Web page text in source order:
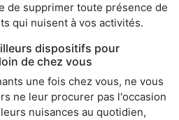
de supprimer toute présence de
qui nuisent à vos activités.
dispositifs pour
de chez vous
une fois chez vous, ne vous
ne leur procurer pas l'occasion
nuisances au quotidien,